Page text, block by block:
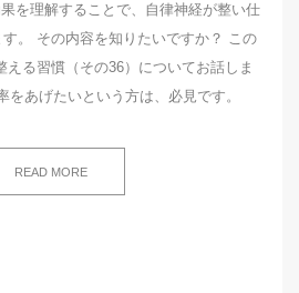
を理解することで、自律神経が整い仕
。 その内容を知りたいですか？ この
える習慣（その36）についてお話しま
をあげたいという方は、必見です。
READ MORE